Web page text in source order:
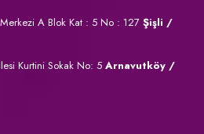
A Blok Kat : 5 No : 127 Şişli /
Kurtini Sokak No: 5 Arnavutköy /